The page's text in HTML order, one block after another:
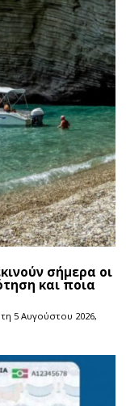
σήμερα οι
και ποια
5 Αυγούστου 2026,